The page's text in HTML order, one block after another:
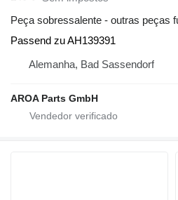
Peça sobressalente - outras peças
Passend zu AH139391
Alemanha, Bad Sassendorf
AROA Parts GmbH